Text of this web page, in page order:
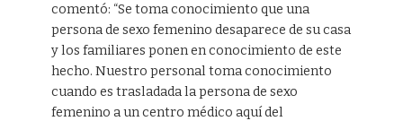
comentó: “Se toma conocimiento que una
persona de sexo femenino desaparece de su casa
y los familiares ponen en conocimiento de este
hecho. Nuestro personal toma conocimiento
cuando es trasladada la persona de sexo
femenino a un centro médico aquí del